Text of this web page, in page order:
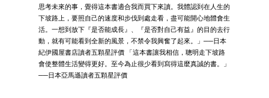
思考未來的事，覺得這本書適合我而買下來讀。我體認到在人生的
下坡路上，要照自己的速度和步伐到處走看，盡可能開心地體會生
活。一想到放下『是否能成長』、『是否對自己有益』的目的去行
動，就有可能看到全新的風景，不禁令我興奮了起來。」──日本
紀伊國屋書店讀者五顆星評價 「這本書讓我相信，聰明走下坡路
會使整體生活變得更好。至今為止很少看到寫得這麼真誠的書。」
──日本亞馬遜讀者五顆星評價